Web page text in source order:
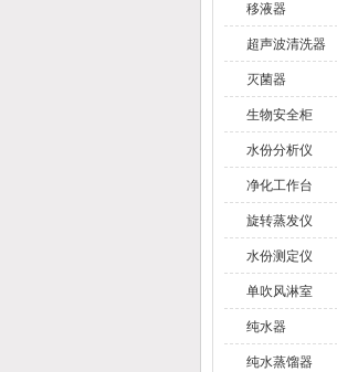
移液器
超声波清洗器
灭菌器
生物安全柜
水份分析仪
净化工作台
旋转蒸发仪
水份测定仪
单吹风淋室
纯水器
纯水蒸馏器